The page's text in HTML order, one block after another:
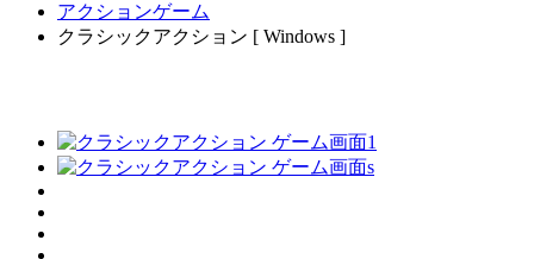
アクションゲーム
クラシックアクション [ Windows ]